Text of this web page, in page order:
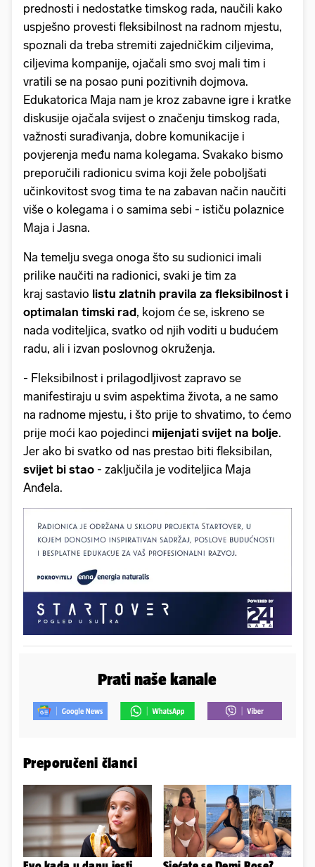
prednosti i nedostatke timskog rada, naučili kako
uspješno provesti fleksibilnost na radnom mjestu,
spoznali da treba stremiti zajedničkim ciljevima,
ciljevima kompanije, ojačali smo svoj mali tim i
vratili se na posao puni pozitivnih dojmova.
Edukatorica Maja nam je kroz zabavne igre i kratke
diskusije ojačala svijest o značenju timskog rada,
važnosti surađivanja, dobre komunikacije i
povjerenja među nama kolegama. Svakako bismo
preporučili radionicu svima koji žele poboljšati
učinkovitost svog tima te na zabavan način naučiti
više o kolegama i o samima sebi - ističu polaznice
Maja i Jasna.
Na temelju svega onoga što su sudionici imali
prilike naučiti na radionici, svaki je tim za
kraj sastavio listu zlatnih pravila za fleksibilnost i
optimalan timski rad, kojom će se, iskreno se
nada voditeljica, svatko od njih voditi u budućem
radu, ali i izvan poslovnog okruženja.
- Fleksibilnost i prilagodljivost zapravo se
manifestiraju u svim aspektima života, a ne samo
na radnome mjestu, i što prije to shvatimo, to ćemo
prije moći kao pojedinci mijenjati svijet na bolje.
Jer ako bi svatko od nas prestao biti fleksibilan,
svijet bi stao - zaključila je voditeljica Maja
Anđela.
Prati naše kanale
Preporučeni članci